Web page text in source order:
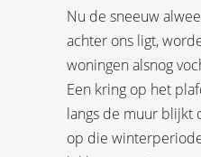
Nu de sneeuw
achter ons ligt,
woningen alsnog
Een kring op het
langs de muur blijkt
op die